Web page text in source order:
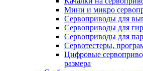
Мини и микро
Сервоприводы для
Сервоприводы для
Сервоприводы для
Сервотестеры,
Цифровые
размера